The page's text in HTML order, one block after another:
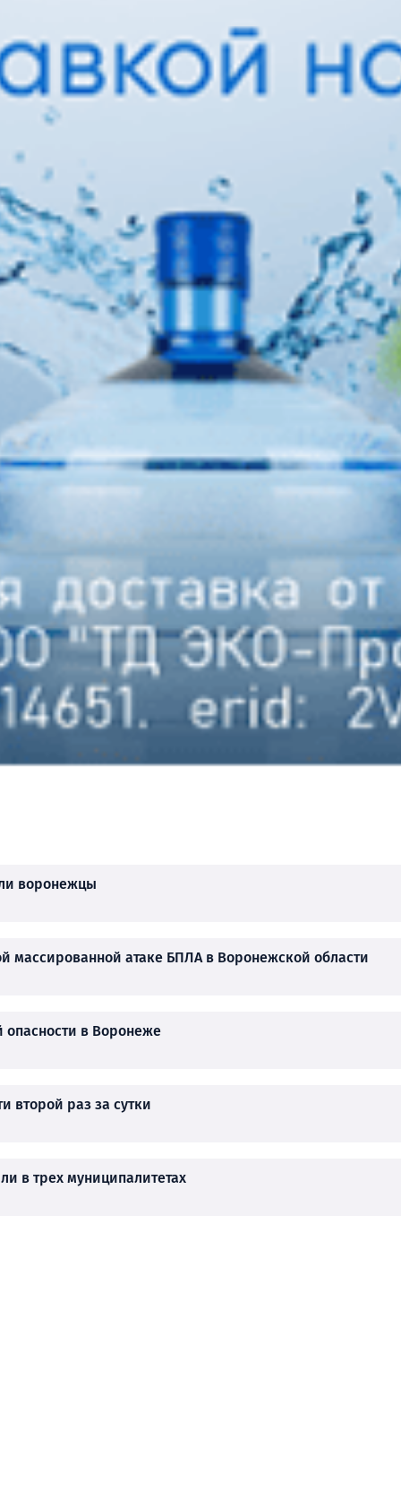
воронежцы
атаке БПЛА в Воронежской области
опасности в Воронеже
второй раз за сутки
в трех муниципалитетах